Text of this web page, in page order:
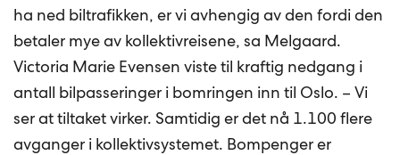
ha ned biltrafikken, er vi avhengig av den fordi den
betaler mye av kollektivreisene, sa Melgaard.
Victoria Marie Evensen viste til kraftig nedgang i
antall bilpasseringer i bomringen inn til Oslo. – Vi
ser at tiltaket virker. Samtidig er det nå 1.100 flere
avganger i kollektivsystemet. Bompenger er